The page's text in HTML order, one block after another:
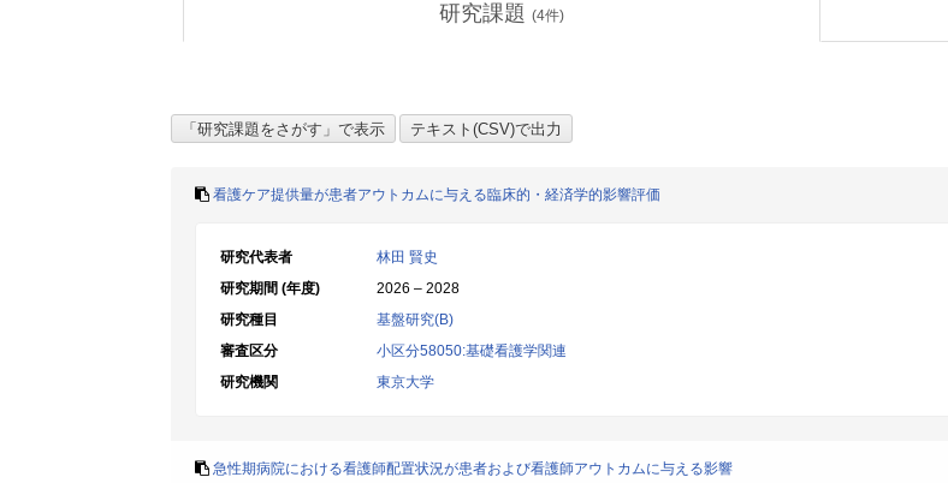
研究課題 (4件)
看護ケア提供量が患者アウトカムに与える臨床的・経済学的影響評価
研究代表者
林田 賢史
研究期間 (年度)
2026 – 2028
研究種目
基盤研究(B)
審査区分
小区分58050:基礎看護学関連
研究機関
東京大学
急性期病院における看護師配置状況が患者および看護師アウトカムに与える影響